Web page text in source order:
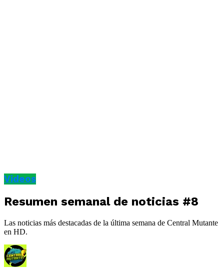
Videos
Resumen semanal de noticias #8
Las noticias más destacadas de la última semana de Central Mutante
en HD.